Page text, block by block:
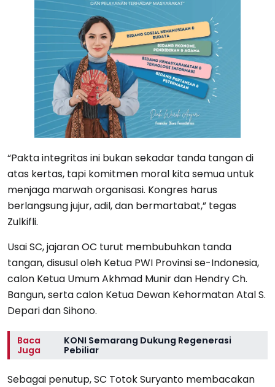
“Pakta integritas ini bukan sekadar tanda tangan di
atas kertas, tapi komitmen moral kita semua untuk
menjaga marwah organisasi. Kongres harus
berlangsung jujur, adil, dan bermartabat,” tegas
Zulkifli.
Usai SC, jajaran OC turut membubuhkan tanda
tangan, disusul oleh Ketua PWI Provinsi se-Indonesia,
calon Ketua Umum Akhmad Munir dan Hendry Ch.
Bangun, serta calon Ketua Dewan Kehormatan Atal S.
Depari dan Sihono.
Baca
Juga
KONI Semarang Dukung Regenerasi
Pebiliar
Sebagai penutup, SC Totok Suryanto membacakan